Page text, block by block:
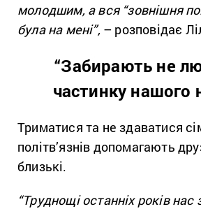
молодшим, а вся “зовнішня
була на мені”,– розповідає
“Забирають не
частинку нашого
Триматися та не здаватися
політв’язнів допомагають
близькі.
“Труднощі останніх років нас